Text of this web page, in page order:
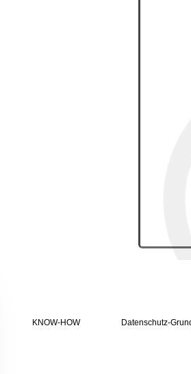
KNOW-HOW Datenschutz-